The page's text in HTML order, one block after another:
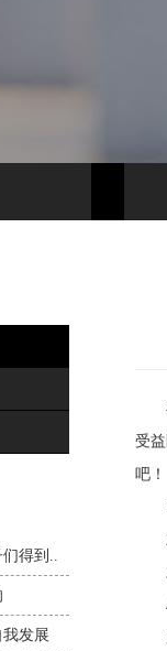
得到..
发展
在
受
吧！
1
2
3
4
5